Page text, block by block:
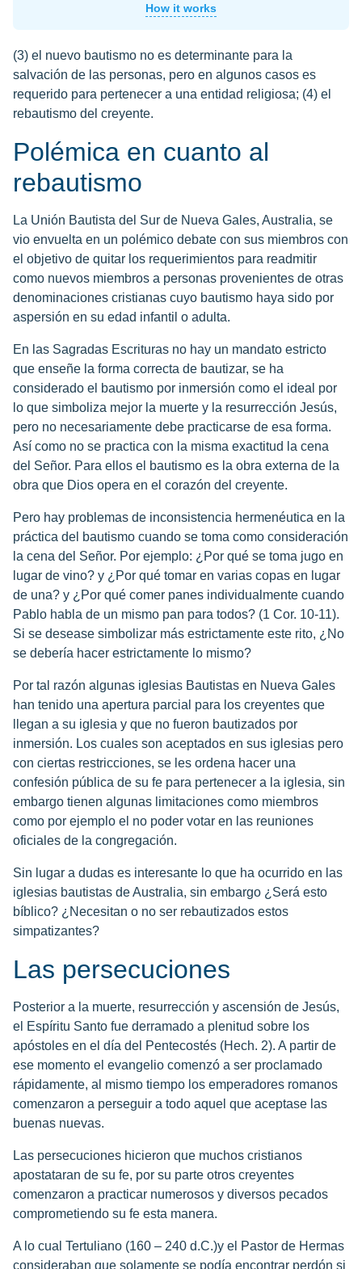
How it works
(3) el nuevo bautismo no es determinante para la
salvación de las personas, pero en algunos casos es
requerido para pertenecer a una entidad religiosa; (4) el
rebautismo del creyente.
Polémica en cuanto al
rebautismo
La Unión Bautista del Sur de Nueva Gales, Australia, se
vio envuelta en un polémico debate con sus miembros con
el objetivo de quitar los requerimientos para readmitir
como nuevos miembros a personas provenientes de otras
denominaciones cristianas cuyo bautismo haya sido por
aspersión en su edad infantil o adulta.
En las Sagradas Escrituras no hay un mandato estricto
que enseñe la forma correcta de bautizar, se ha
considerado el bautismo por inmersión como el ideal por
lo que simboliza mejor la muerte y la resurrección Jesús,
pero no necesariamente debe practicarse de esa forma.
Así como no se practica con la misma exactitud la cena
del Señor. Para ellos el bautismo es la obra externa de la
obra que Dios opera en el corazón del creyente.
Pero hay problemas de inconsistencia hermenéutica en la
práctica del bautismo cuando se toma como consideración
la cena del Señor. Por ejemplo: ¿Por qué se toma jugo en
lugar de vino? y ¿Por qué tomar en varias copas en lugar
de una? y ¿Por qué comer panes individualmente cuando
Pablo habla de un mismo pan para todos? (1 Cor. 10-11).
Si se desease simbolizar más estrictamente este rito, ¿No
se debería hacer estrictamente lo mismo?
Por tal razón algunas iglesias Bautistas en Nueva Gales
han tenido una apertura parcial para los creyentes que
llegan a su iglesia y que no fueron bautizados por
inmersión. Los cuales son aceptados en sus iglesias pero
con ciertas restricciones, se les ordena hacer una
confesión pública de su fe para pertenecer a la iglesia, sin
embargo tienen algunas limitaciones como miembros
como por ejemplo el no poder votar en las reuniones
oficiales de la congregación.
Sin lugar a dudas es interesante lo que ha ocurrido en las
iglesias bautistas de Australia, sin embargo ¿Será esto
bíblico? ¿Necesitan o no ser rebautizados estos
simpatizantes?
Las persecuciones
Posterior a la muerte, resurrección y ascensión de Jesús,
el Espíritu Santo fue derramado a plenitud sobre los
apóstoles en el día del Pentecostés (Hech. 2). A partir de
ese momento el evangelio comenzó a ser proclamado
rápidamente, al mismo tiempo los emperadores romanos
comenzaron a perseguir a todo aquel que aceptase las
buenas nuevas.
Las persecuciones hicieron que muchos cristianos
apostataran de su fe, por su parte otros creyentes
comenzaron a practicar numerosos y diversos pecados
comprometiendo su fe esta manera.
A lo cual Tertuliano (160 – 240 d.C.)y el Pastor de Hermas
consideraban que solamente se podía encontrar perdón si